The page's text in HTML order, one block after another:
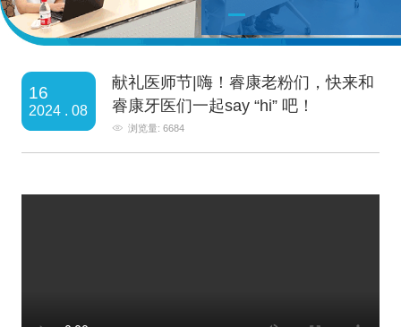
16
2024 . 08
献礼医师节|嗨！睿康老粉们，快来和
睿康牙医们一起say “hi” 吧！
浏览量: 6684